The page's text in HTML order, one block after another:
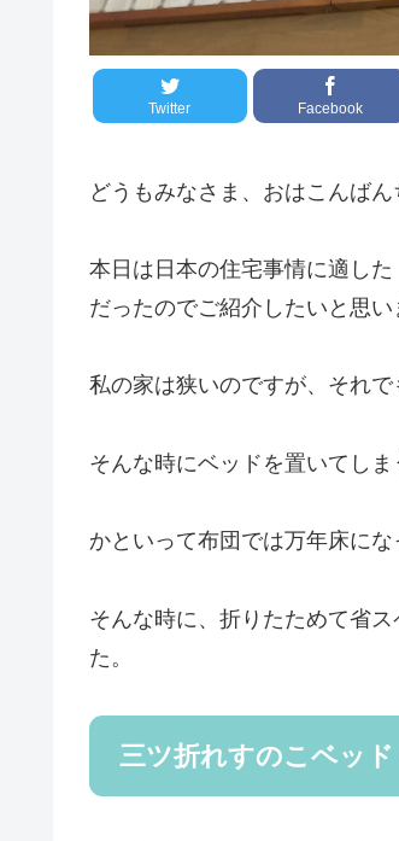
Twitter Facebook
どうもみなさま、おはこんばん
本日は日本の住宅事情に適し
だったのでご紹介したいと思い
私の家は狭いのですが、それ
そんな時にベッドを置いてし
かといって布団では万年床に
そんな時に、折りたためて省
た。
三ツ折れすのこベッ